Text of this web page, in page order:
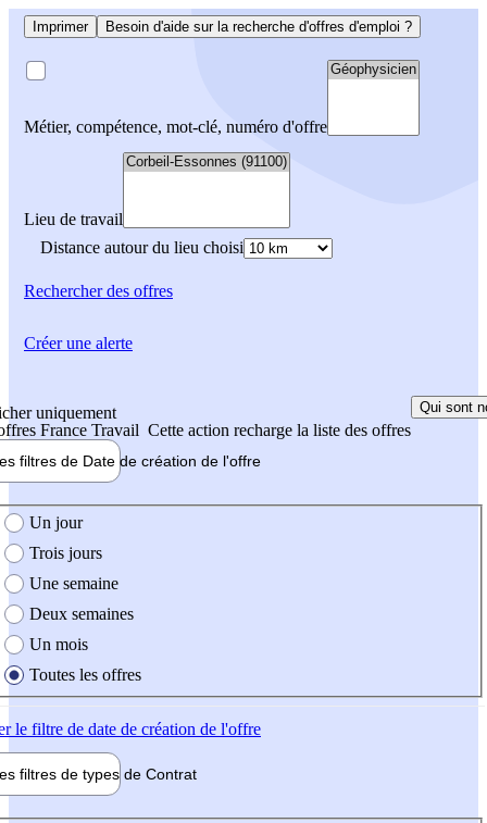
Imprimer Besoin d'aide sur la recherche d'offres d'emploi ?
Métier, compétence, mot-clé, numéro d'offre
Lieu de travail
Distance autour du lieu choisi
Rechercherdes offres
uniquement
France Travail Cette action recharge la liste des offres
Qui sont
filtres de Date de création de l'offre
création de l'offre
Un jour
Trois jours
Une semaine
Deux semaines
Un mois
Toutes les offres
le filtre de date de création de l'offre
filtres de types de Contrat
Créer une alerte